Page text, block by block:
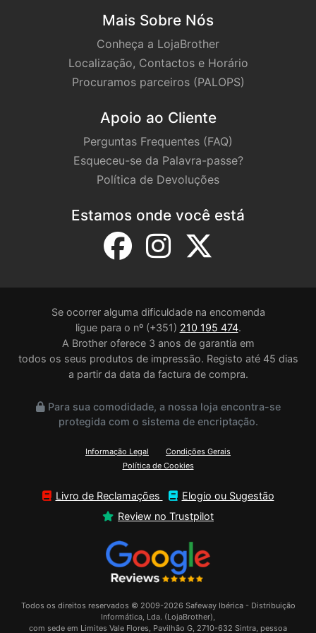
Mais Sobre Nós
Conheça a LojaBrother
Localização, Contactos e Horário
Procuramos parceiros (PALOPS)
Apoio ao Cliente
Perguntas Frequentes (FAQ)
Esqueceu-se da Palavra-passe?
Política de Devoluções
Estamos onde você está
Se ocorrer alguma dificuldade na encomenda
ligue para o nº (+351) 210 195 474.
A Brother oferece 3 anos de garantia em
todos os seus produtos de impressão. Registo até 45 dias
a partir da data da factura de compra.
Para sua comodidade, a nossa loja encontra-se
protegida com o sistema de encriptação.
Informação Legal
Condições Gerais
Política de Cookies
Livro de Reclamações
Elogio ou Sugestão
Review no Trustpilot
Todos os direitos reservados © 2009-2026 Safeway Ibérica - Distribuição
Informática, Lda. (LojaBrother),
com sede em Limites Vale Flores, Pavilhão G, 2710-632 Sintra, pessoa